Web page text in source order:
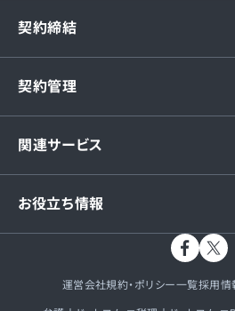
契約締結
契約管理
関連サービス
お役立ち情報
運営会社規約・ポリシー一覧採用情